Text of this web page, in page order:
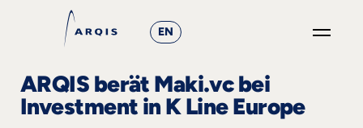
EN
ARQIS berät Maki.vc bei
Investment in K Line Europe